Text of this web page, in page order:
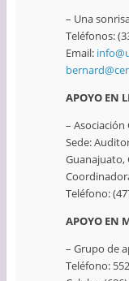
– Una
Teléfonos:
Email:
APOYO EN
– Asociación
Sede:
Guanajuato,
Teléfono:
APOYO EN
– Grupo de
Teléfono: